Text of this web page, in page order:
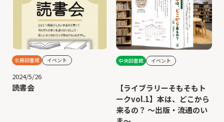
北房図書館 イベント
2024/5/26
読書会
中央図書館 イベント
【ライブラリーそもそもト
ークvol.1】本は、どこから
来るの？ 〜出版・流通のい